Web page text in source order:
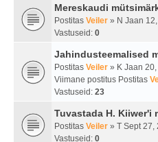
Mereskaudi
Postitas Veiler » N Jaan
Vastuseid: 0
Jahindusteemalised
Postitas Veiler » K Jaan
Viimane postitus Postitas
Vastuseid: 23
Tuvastada H. Kiiwer'i
Postitas Veiler » T Sept 27,
Vastuseid: 0